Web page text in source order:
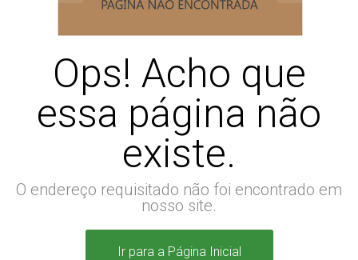
Ops! Acho que
essa página não
existe.
O endereço requisitado não foi encontrado em
nosso site.
Ir para a Página Inicial